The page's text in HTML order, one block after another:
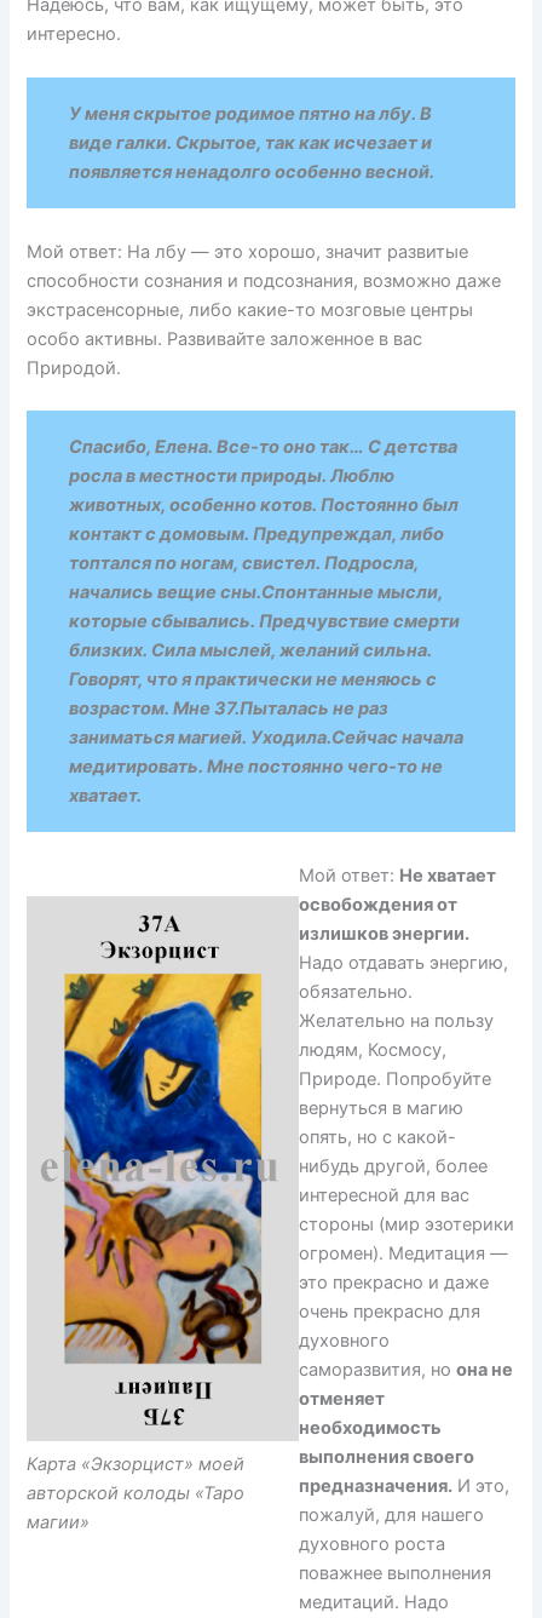
Надеюсь, что вам, как ищущему, может быть, это
интересно.
У меня скрытое родимое пятно на лбу. В
виде галки. Скрытое, так как исчезает и
появляется ненадолго особенно весной.
Мой ответ: На лбу — это хорошо, значит развитые
способности сознания и подсознания, возможно даже
экстрасенсорные, либо какие-то мозговые центры
особо активны. Развивайте заложенное в вас
Природой.
Спасибо, Елена. Все-то оно так… С детства
росла в местности природы. Люблю
животных, особенно котов. Постоянно был
контакт с домовым. Предупреждал, либо
топтался по ногам, свистел. Подросла,
начались вещие сны.Спонтанные мысли,
которые сбывались. Предчувствие смерти
близких. Сила мыслей, желаний сильна.
Говорят, что я практически не меняюсь с
возрастом. Мне 37.Пыталась не раз
заниматься магией. Уходила.Сейчас начала
медитировать. Мне постоянно чего-то не
хватает.
Карта «Экзорцист» моей
авторской колоды «Таро
магии»
Мой ответ: Не хватает
освобождения от
излишков энергии.
Надо отдавать энергию,
обязательно.
Желательно на пользу
людям, Космосу,
Природе. Попробуйте
вернуться в магию
опять, но с какой-
нибудь другой, более
интересной для вас
стороны (мир эзотерики
огромен). Медитация —
это прекрасно и даже
очень прекрасно для
духовного
саморазвития, ноона не
отменяет
необходимость
выполнения своего
предназначения. И это,
пожалуй, для нашего
духовного роста
поважнее выполнения
медитаций. Надо